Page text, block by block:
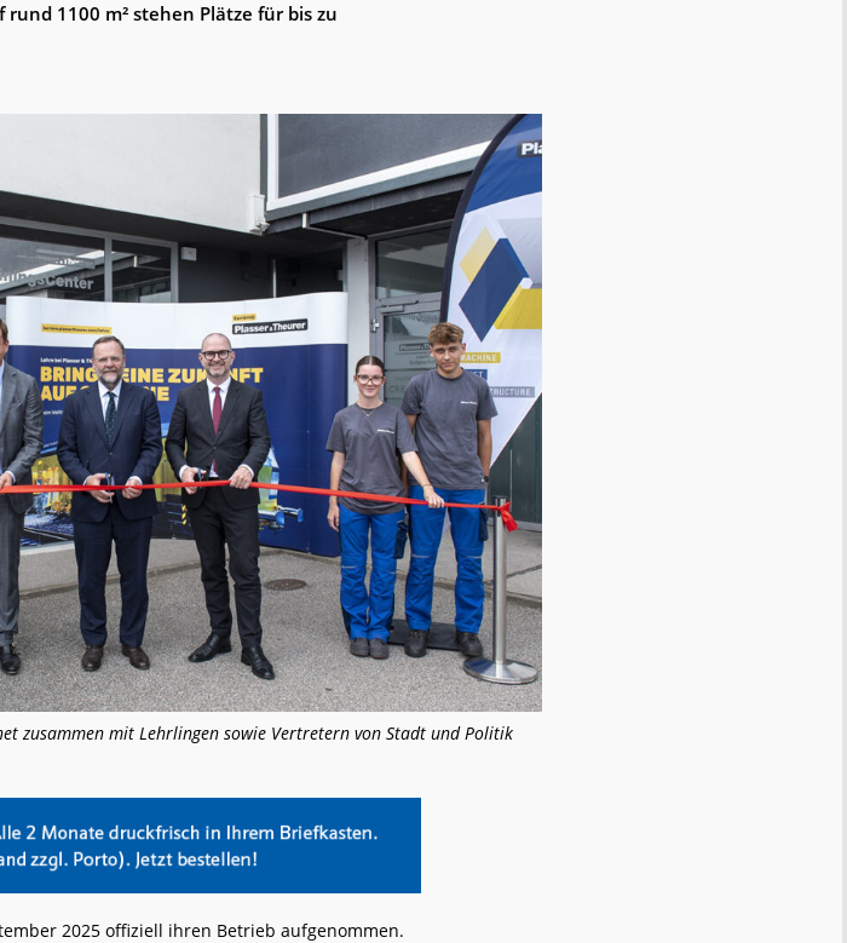
1100 m² stehen Plätze für bis zu
zusammen mit Lehrlingen sowie Vertretern von Stadt und Politik
2025 offiziell ihren Betrieb aufgenommen.